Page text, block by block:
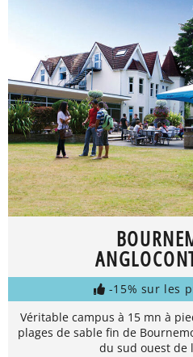
-15% sur les
Véritable campus à 15 mn à
plages de sable fin de
du sud ouest de